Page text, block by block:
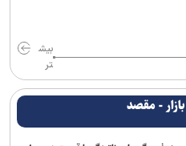
بیش
تر
- مقصد